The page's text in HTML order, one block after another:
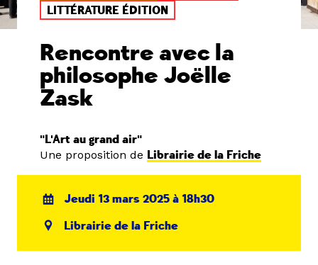
LITTÉRATURE ÉDITION
Rencontre avec la
philosophe Joëlle
Zask
"L'Art au grand air"
Une proposition de Librairie de la Friche
Jeudi 13 mars 2025 à 18h30
Librairie de la Friche